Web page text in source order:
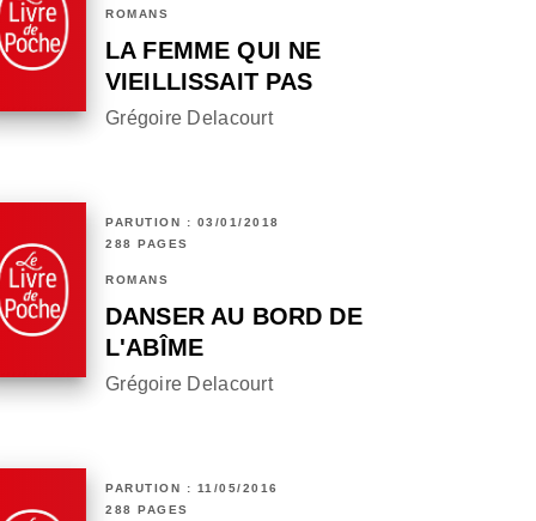
ROMANS
LA FEMME QUI NE
VIEILLISSAIT PAS
Grégoire Delacourt
PARUTION : 03/01/2018
288 PAGES
ROMANS
DANSER AU BORD DE
L'ABÎME
Grégoire Delacourt
PARUTION : 11/05/2016
288 PAGES